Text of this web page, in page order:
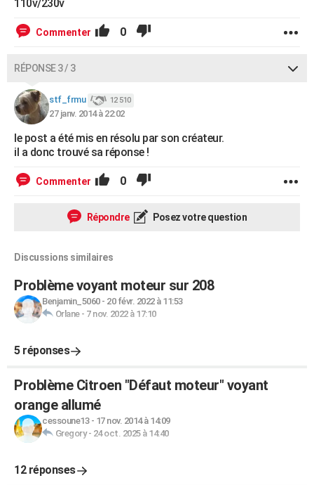
110v/230v
Commenter 0
RÉPONSE 3 / 3
stf_frmu 12 510
27 janv. 2014 à 22:02
le post a été mis en résolu par son créateur.
il a donc trouvé sa réponse !
Commenter 0
Répondre Posez votre question
Discussions similaires
Problème voyant moteur sur 208
Benjamin_5060- 20 févr. 2022 à 11:53
Orlane- 7 nov. 2022 à 17:10
5 réponses
Problème Citroen "Défaut moteur" voyant
orange allumé
cessoune13- 17 nov. 2014 à 14:09
Gregory- 24 oct. 2025 à 14:40
12 réponses